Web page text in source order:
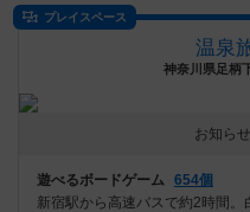
プレイスペース
温泉
神奈川県足柄
お知ら
遊べるボードゲーム 654個
新宿駅から高速バスで約2時間